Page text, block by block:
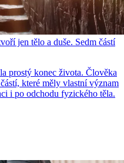
jen tělo a duše. Sedm částí
prostý konec života. Člověka
které měly vlastní význam
i po odchodu fyzického těla.